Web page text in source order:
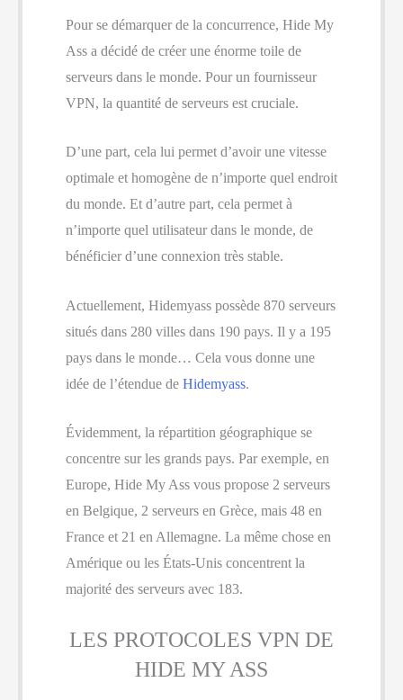
Pour se démarquer de la concurrence, Hide My
Ass a décidé de créer une énorme toile de
serveurs dans le monde. Pour un fournisseur
VPN, la quantité de serveurs est cruciale.
D’une part, cela lui permet d’avoir une vitesse
optimale et homogène de n’importe quel endroit
du monde. Et d’autre part, cela permet à
n’importe quel utilisateur dans le monde, de
bénéficier d’une connexion très stable.
Actuellement, Hidemyass possède 870 serveurs
situés dans 280 villes dans 190 pays. Il y a 195
pays dans le monde… Cela vous donne une
idée de l’étendue de Hidemyass.
Évidemment, la répartition géographique se
concentre sur les grands pays. Par exemple, en
Europe, Hide My Ass vous propose 2 serveurs
en Belgique, 2 serveurs en Grèce, mais 48 en
France et 21 en Allemagne. La même chose en
Amérique ou les États-Unis concentrent la
majorité des serveurs avec 183.
LES PROTOCOLES VPN DE
HIDE MY ASS